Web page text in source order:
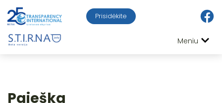
Prisidėkite
Meniu
Paieška